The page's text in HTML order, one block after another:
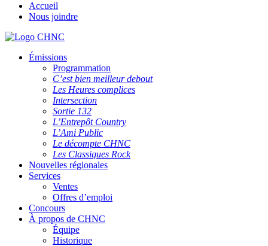
Accueil
Nous joindre
Émissions
Programmation
C’est bien meilleur debout
Les Heures complices
Intersection
Sortie 132
L’Entrepôt Country
L’Ami Public
Le décompte CHNC
Les Classiques Rock
Nouvelles régionales
Services
Ventes
Offres d’emploi
Concours
À propos de CHNC
Équipe
Historique